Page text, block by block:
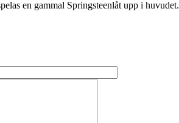
en gammal Springsteenlåt upp i huvudet.